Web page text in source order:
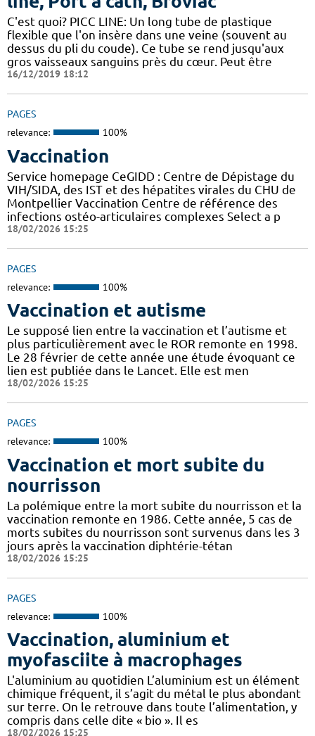
C'est quoi? PICC LINE: Un long tube de plastique
flexible que l'on insère dans une veine (souvent au
dessus du pli du coude). Ce tube se rend jusqu'aux
gros vaisseaux sanguins près du cœur. Peut être
16/12/2019 18:12
PAGES
relevance: 100%
Vaccination
Service homepage CeGIDD : Centre de Dépistage du
VIH/SIDA, des IST et des hépatites virales du CHU de
Montpellier Vaccination Centre de référence des
infections ostéo-articulaires complexes Select a p
18/02/2026 15:25
PAGES
relevance: 100%
Vaccination et autisme
Le supposé lien entre la vaccination et l’autisme et
plus particulièrement avec le ROR remonte en 1998.
Le 28 février de cette année une étude évoquant ce
lien est publiée dans le Lancet. Elle est men
18/02/2026 15:25
PAGES
relevance: 100%
Vaccination et mort subite du
nourrisson
La polémique entre la mort subite du nourrisson et la
vaccination remonte en 1986. Cette année, 5 cas de
morts subites du nourrisson sont survenus dans les 3
jours après la vaccination diphtérie-tétan
18/02/2026 15:25
PAGES
relevance: 100%
Vaccination, aluminium et
myofasciite à macrophages
L'aluminium au quotidien L’aluminium est un élément
chimique fréquent, il s’agit du métal le plus abondant
sur terre. On le retrouve dans toute l’alimentation, y
compris dans celle dite « bio ». Il es
18/02/2026 15:25